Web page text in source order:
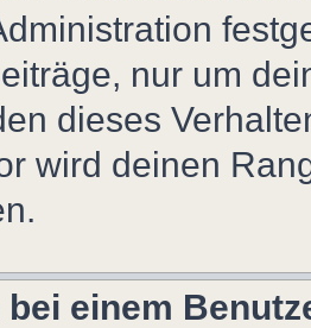
nur um
dieses
wird deinen
bei einem